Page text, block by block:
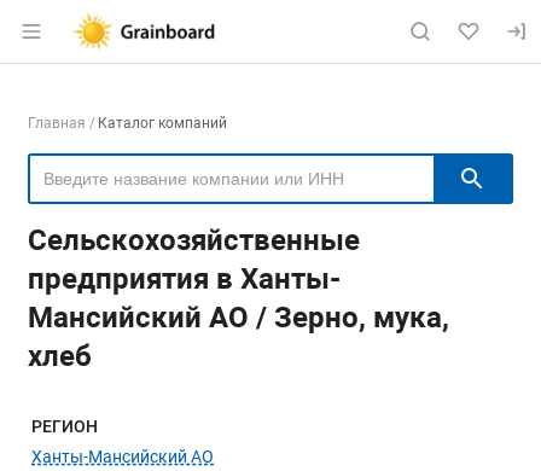
Раздел навигации по сайту
Навигация по компаниям
Главная Каталог компаний
Сельскохозяйственные
предприятия в Ханты-
Мансийский АО / Зерно, мука,
хлеб
Меню навигации
РЕГИОН
Ханты-Мансийский АО